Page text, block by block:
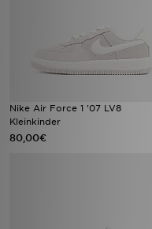
Nike Air Force 1 '07 LV8
Kleinkinder
80,00€